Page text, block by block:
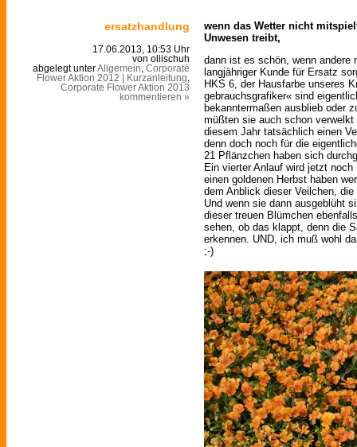
ersatzhandlung
17.06.2013, 10:53 Uhr
von ollischuh
abgelegt unterAllgemein Corporate
Flower Aktion 2012 | Kurzanleitung
Corporate Flower Aktion 2013
kommentieren »
wenn das Wetter nicht
Unwesen treibt,
dann ist es schön, wenn andere
langjähriger Kunde für Ersatz
HKS 6, der Hausfarbe unseres
gebrauchsgrafiker« sind
bekanntermaßen ausblieb oder
müßten sie auch schon
diesem Jahr tatsächlich einen
denn doch noch für die
21 Pflänzchen haben sich
Ein vierter Anlauf wird jetzt
einen goldenen Herbst haben
dem Anblick dieser Veilchen,
Und wenn sie dann ausgeblüht
dieser treuen Blümchen
sehen, ob das klappt, denn die
erkennen. UND, ich muß wohl
;-)